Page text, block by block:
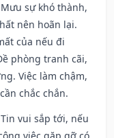
Mưu sự khó thành,
nên hoãn lại.
của nếu đi
phòng tranh cãi,
Việc làm chậm,
chắc chắn.
Tin vui sắp tới, nếu